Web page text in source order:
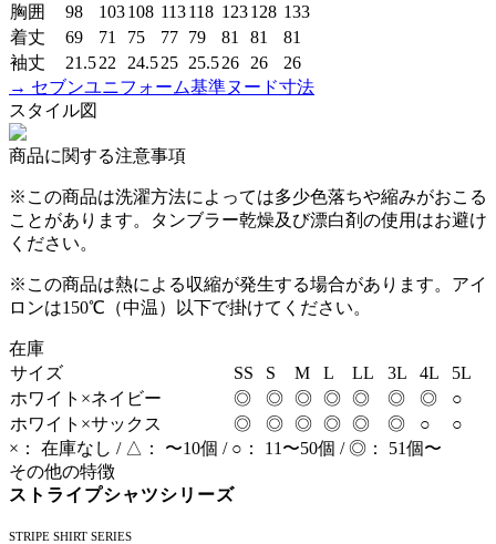
胸囲
98 103108 113118 123128 133
着丈
69 71 75 77 79 81 81
81
袖丈
21.522 24.525 25.526 26
26
→ セブンユニフォーム基準ヌード寸法
スタイル図
商品に関する注意事項
※この商品は洗濯方法によっては多少色落ちや縮みがおこる
ことがあります。タンブラー乾燥及び漂白剤の使用はお避け
ください。
※この商品は熱による収縮が発生する場合があります。アイ
ロンは150℃（中温）以下で掛けてください。
在庫
サイズ
SS S M L LL 3L 4L
5L
ホワイト×ネイビー
◎ ◎ ◎ ◎ ◎ ◎ ◎
○
ホワイト×サックス
◎ ◎ ◎ ◎ ◎ ◎ ○
○
×： 在庫なし / △： 〜10個 / ○： 11〜50個 / ◎： 51個〜
その他の特徴
ストライプシャツシリーズ
STRIPE SHIRT SERIES